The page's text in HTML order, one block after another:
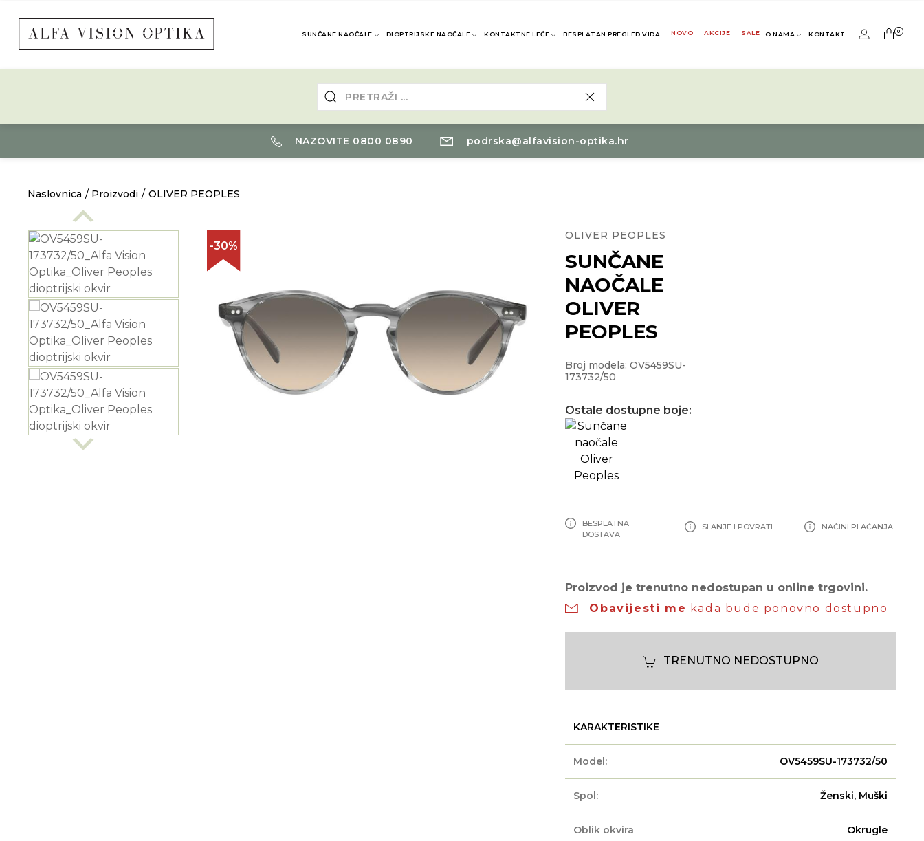
SUNČANE NAOČALE DIOPTRIJSKE NAOČALE KONTAKTNE LEĆE BESPLATAN PREGLED VIDA NOVO AKCIJE SALE O NAMA KONTAKT 0
NAZOVITE 0800 0890 podrska@alfavision-optika.hr
Naslovnica Proizvodi OLIVER PEOPLES
-30%
OLIVER PEOPLES
SUNČANE
NAOČALE
OLIVER
PEOPLES
Broj modela: OV5459SU-
173732/50
Ostale dostupne boje:
BESPLATNA
DOSTAVA
SLANJE I POVRATI NAČINI PLAĆANJA
Proizvod je trenutno nedostupan u online trgovini.
Obavijesti me kada bude ponovno dostupno
TRENUTNO NEDOSTUPNO
KARAKTERISTIKE
Model: OV5459SU-173732/50
Spol: Ženski, Muški
Oblik okvira Okrugle